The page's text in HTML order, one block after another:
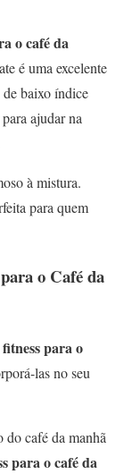
o café da
é uma excelente
baixo índice
ajudar na
à mistura.
para quem
o Café da
para o
las no seu
do café da manhã
para o café da